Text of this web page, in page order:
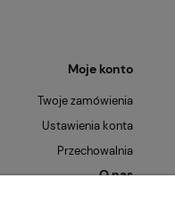
Moje konto
Twoje zamówienia
Ustawienia konta
Przechowalnia
O nas